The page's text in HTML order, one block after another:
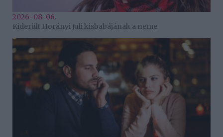
2026-08-06.
Kiderült Horányi Juli kisbabájának a neme